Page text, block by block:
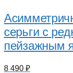
серьги с
пейзажным
8 490 ₽